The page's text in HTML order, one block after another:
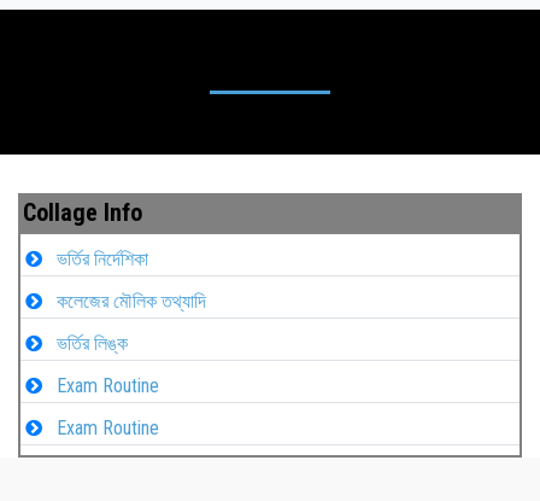
Collage Info
ভর্তির নির্দেশিকা
কলেজের মৌলিক তথ্যাদি
ভর্তির লিঙ্ক
Exam Routine
Exam Routine